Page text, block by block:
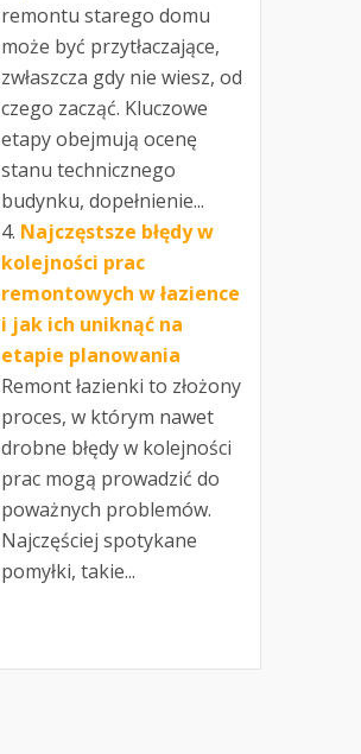
remontu starego domu
może być przytłaczające,
zwłaszcza gdy nie wiesz, od
czego zacząć. Kluczowe
etapy obejmują ocenę
stanu technicznego
budynku, dopełnienie...
Najczęstsze błędy w
kolejności prac
remontowych w łazience
i jak ich uniknąć na
etapie planowania
Remont łazienki to złożony
proces, w którym nawet
drobne błędy w kolejności
prac mogą prowadzić do
poważnych problemów.
Najczęściej spotykane
pomyłki, takie...